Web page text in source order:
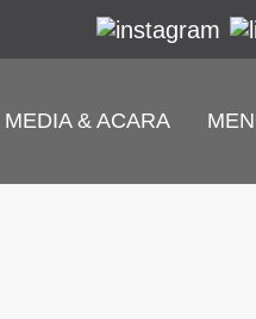
MEDIA & ACARA